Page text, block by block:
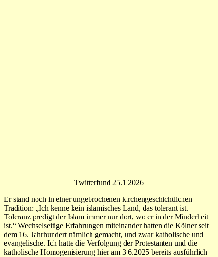
Twitterfund 25.1.2026
Er stand noch in einer ungebrochenen kirchengeschichtlichen
Tradition: „Ich kenne kein islamisches Land, das tolerant ist.
Toleranz predigt der Islam immer nur dort, wo er in der Minderheit
ist.“ Wechselseitige Erfahrungen miteinander hatten die Kölner seit
dem 16. Jahrhundert nämlich gemacht, und zwar katholische und
evangelische. Ich hatte die Verfolgung der Protestanten und die
katholische Homogenisierung hier am 3.6.2025 bereits ausführlich